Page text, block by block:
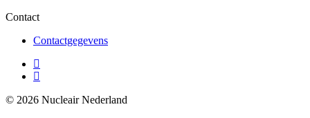
Contact
Contactgegevens
© 2026 Nucleair Nederland